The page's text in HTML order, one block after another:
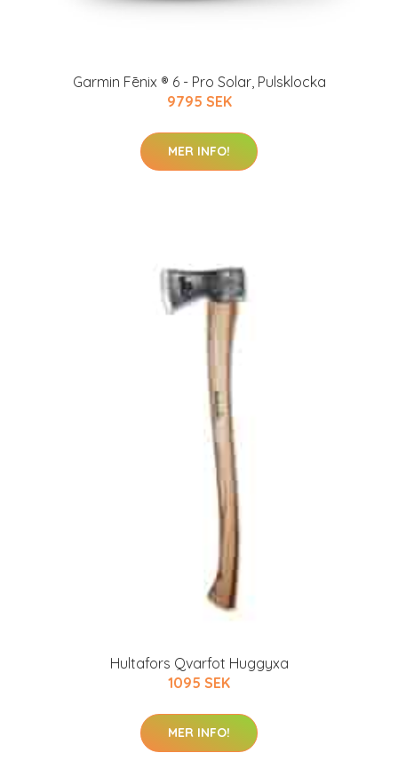
Garmin Fēnix ® 6 - Pro Solar, Pulsklocka
9795 SEK
MER INFO!
Hultafors Qvarfot Huggyxa
1095 SEK
MER INFO!